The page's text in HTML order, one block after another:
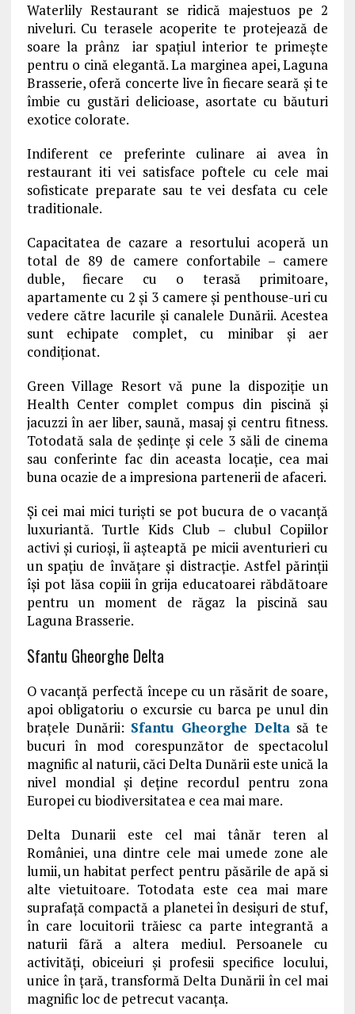
Waterlily Restaurant se ridică majestuos pe 2
niveluri. Cu terasele acoperite te protejează de
soare la prânz iar spațiul interior te primește
pentru o cină elegantă. La marginea apei, Laguna
Brasserie, oferă concerte live în fiecare seară și te
îmbie cu gustări delicioase, asortate cu băuturi
exotice colorate.
Indiferent ce preferinte culinare ai avea în
restaurant iti vei satisface poftele cu cele mai
sofisticate preparate sau te vei desfata cu cele
traditionale.
Capacitatea de cazare a resortului acoperă un
total de 89 de camere confortabile – camere
duble, fiecare cu o terasă primitoare,
apartamente cu 2 și 3 camere și penthouse-uri cu
vedere către lacurile și canalele Dunării. Acestea
sunt echipate complet, cu minibar și aer
condiționat.
Green Village Resort vă pune la dispoziție un
Health Center complet compus din piscină și
jacuzzi în aer liber, saună, masaj și centru fitness.
Totodată sala de ședințe și cele 3 săli de cinema
sau conferinte fac din aceasta locație, cea mai
buna ocazie de a impresiona partenerii de afaceri.
Şi cei mai mici turiști se pot bucura de o vacanţă
luxuriantă. Turtle Kids Club – clubul Copiilor
activi și curioși, îi așteaptă pe micii aventurieri cu
un spațiu de învățare și distracție. Astfel părinții
își pot lăsa copiii în grija educatoarei răbdătoare
pentru un moment de răgaz la piscină sau
Laguna Brasserie.
Sfantu Gheorghe Delta
O vacanță perfectă începe cu un răsărit de soare,
apoi obligatoriu o excursie cu barca pe unul din
braţele Dunării: Sfantu Gheorghe Deltasă te
bucuri în mod corespunzător de spectacolul
magnific al naturii, căci Delta Dunării este unică la
nivel mondial și deține recordul pentru zona
Europei cu biodiversitatea e cea mai mare.
Delta Dunarii este cel mai tânăr teren al
României, una dintre cele mai umede zone ale
lumii, un habitat perfect pentru păsările de apă si
alte vietuitoare. Totodata este cea mai mare
suprafață compactă a planetei în desișuri de stuf,
în care locuitorii trăiesc ca parte integrantă a
naturii fără a altera mediul. Persoanele cu
activități, obiceiuri și profesii specifice locului,
unice în țară, transformă Delta Dunării în cel mai
magnific loc de petrecut vacanţa.